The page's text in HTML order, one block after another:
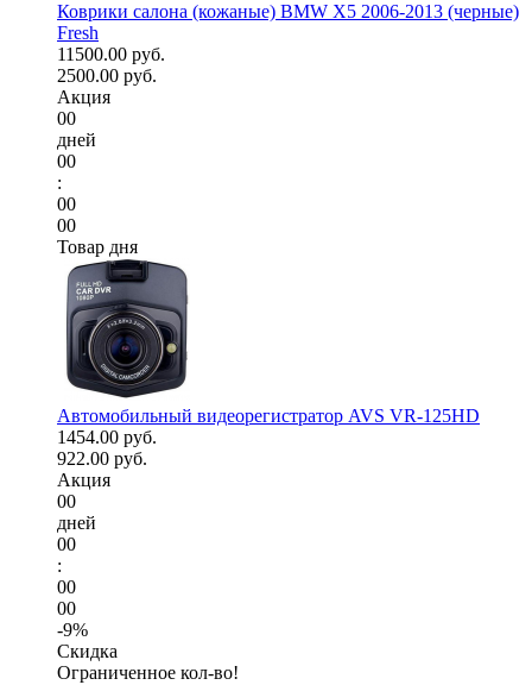
Коврики салона (кожаные) BMW X5 2006-2013 (черные)
Fresh
11500.00 руб.
2500.00 руб.
Акция
00
дней
00
:
00
00
Товар дня
Автомобильный видеорегистратор AVS VR-125HD
1454.00 руб.
922.00 руб.
Акция
00
дней
00
:
00
00
-9%
Скидка
Ограниченное кол-во!